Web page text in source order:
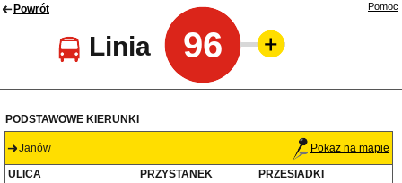
Powrót
Linia 96
Pomoc
PODSTAWOWE KIERUNKI
Janów Pokaż na mapie
ULICA PRZYSTANEK
PRZESIADKI